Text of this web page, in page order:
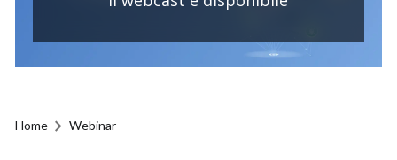
Home Webinar